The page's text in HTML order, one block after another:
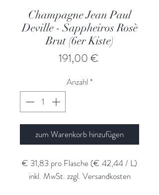
Champagne Jean Paul
Deville - Sappheiros Rosè
Brut (6er Kiste)
191,00 €Preis
Anzahl *
zum Warenkorb hinzufügen
€ 31,83 pro Flasche (€ 42,44 / L)
inkl. MwSt. zzgl. Versandkosten